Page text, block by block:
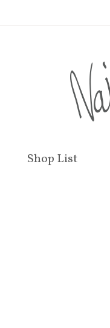
Shop List